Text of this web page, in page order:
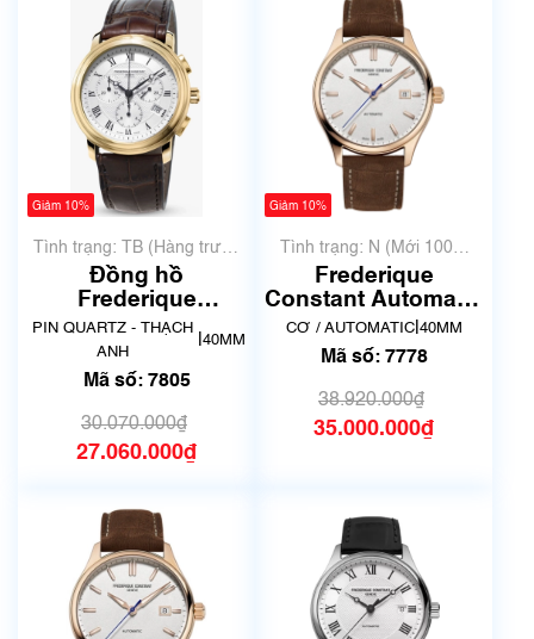
Giảm 10%
Tình trạng: TB (Hàng trưng
bày, thanh lý)
Đồng hồ
Frederique
Constant FC-
292MC4P5 | Mã số
7805
PIN QUARTZ - THẠCH
ANH
40MM
Mã số: 7805
30.070.000₫
27.060.000₫
Giảm 10%
Tình trạng: N (Mới 100%
chưa qua sử dụng)
Frederique
Constant Automatic
Classics Index FC-
FC-303NV5B4 | Mã
CƠ / AUTOMATIC| 40MM
Mã số: 7778
38.920.000₫
35.000.000₫